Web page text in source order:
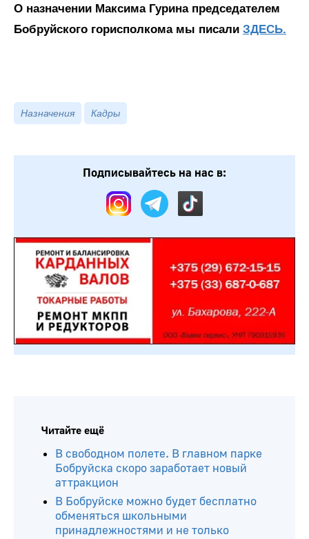
О назначении Максима Гурина председателем
Бобруйского горисполкома мы писали ЗДЕСЬ.
Назначения Кадры
Подписывайтесь на нас в:
Читайте ещё
В свободном полете. В главном парке
Бобруйска скоро заработает новый
аттракцион
В Бобруйске можно будет бесплатно
обменяться школьными
принадлежностями и не только